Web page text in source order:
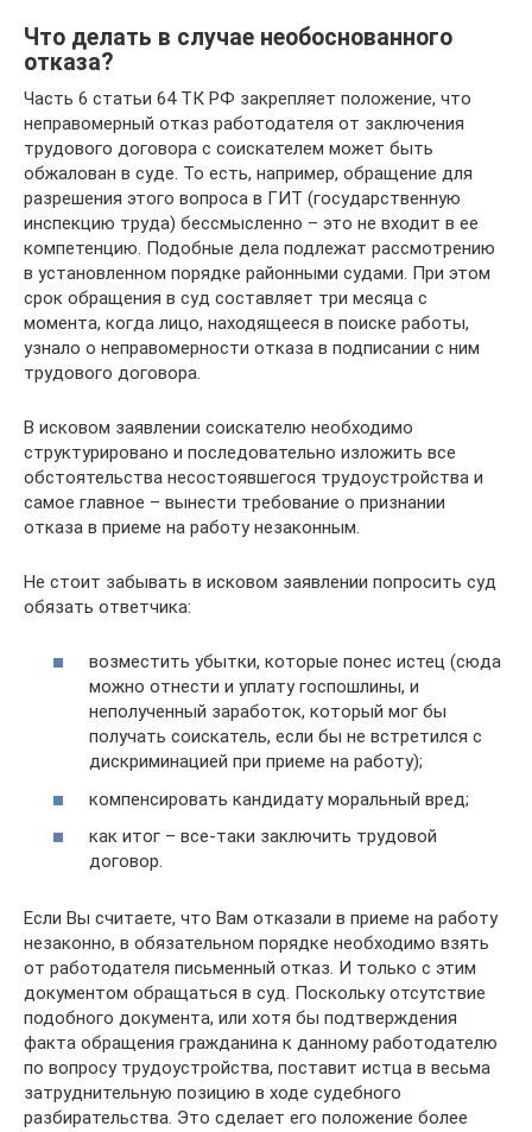
Что делать в случае необоснованного
отказа?
Часть 6 статьи 64 ТК РФ закрепляет положение, что
неправомерный отказ работодателя от заключения
трудового договора с соискателем может быть
обжалован в суде. То есть, например, обращение для
разрешения этого вопроса в ГИТ (государственную
инспекцию труда) бессмысленно – это не входит в ее
компетенцию. Подобные дела подлежат рассмотрению
в установленном порядке районными судами. При этом
срок обращения в суд составляет три месяца с
момента, когда лицо, находящееся в поиске работы,
узнало о неправомерности отказа в подписании с ним
трудового договора.
В исковом заявлении соискателю необходимо
структурировано и последовательно изложить все
обстоятельства несостоявшегося трудоустройства и
самое главное – вынести требование о признании
отказа в приеме на работу незаконным.
Не стоит забывать в исковом заявлении попросить суд
обязать ответчика:
возместить убытки, которые понес истец (сюда
можно отнести и уплату госпошлины, и
неполученный заработок, который мог бы
получать соискатель, если бы не встретился с
дискриминацией при приеме на работу);
компенсировать кандидату моральный вред;
как итог – все-таки заключить трудовой
договор.
Если Вы считаете, что Вам отказали в приеме на работу
незаконно, в обязательном порядке необходимо взять
от работодателя письменный отказ. И только с этим
документом обращаться в суд. Поскольку отсутствие
подобного документа, или хотя бы подтверждения
факта обращения гражданина к данному работодателю
по вопросу трудоустройства, поставит истца в весьма
затруднительную позицию в ходе судебного
разбирательства. Это сделает его положение более